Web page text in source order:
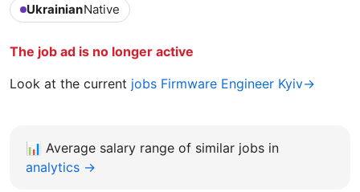
UkrainianNative
The job ad is no longer active
Look at the current jobs Firmware Engineer Kyiv→
📊 Average salary range of similar jobs in
analytics →